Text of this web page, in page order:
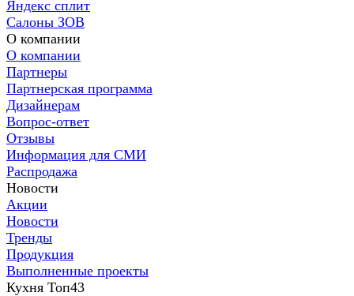
Яндекс сплит
Салоны ЗОВ
О компании
О компании
Партнеры
Партнерская программа
Дизайнерам
Вопрос-ответ
Отзывы
Информация для СМИ
Распродажа
Новости
Акции
Новости
Тренды
Продукция
Выполненные проекты
Кухня Топ43